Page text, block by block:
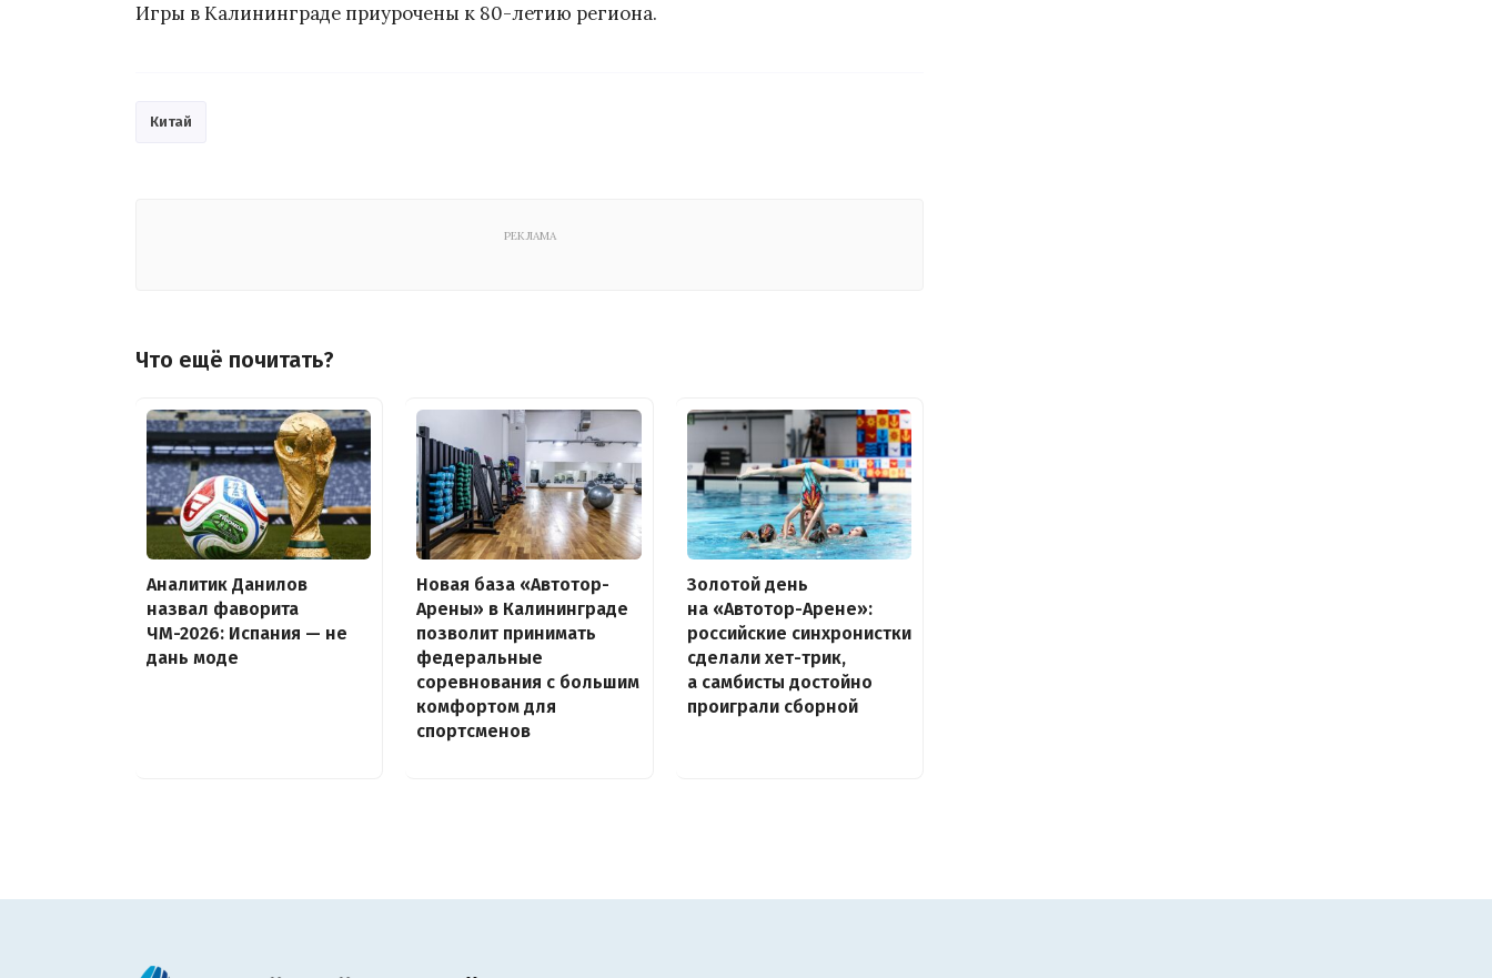
Игры в Калининграде приурочены к 80-летию региона.
Китай
РЕКЛАМА
Что ещё почитать?
Аналитик Данилов
назвал фаворита
ЧМ-2026: Испания — не
дань моде
Новая база «Автотор-
Арены» в Калининграде
позволит принимать
федеральные
соревнования с большим
комфортом для
спортсменов
Золотой день
на «Автотор-Арене»:
российские синхронистки
сделали хет-трик,
а самбисты достойно
проиграли сборной